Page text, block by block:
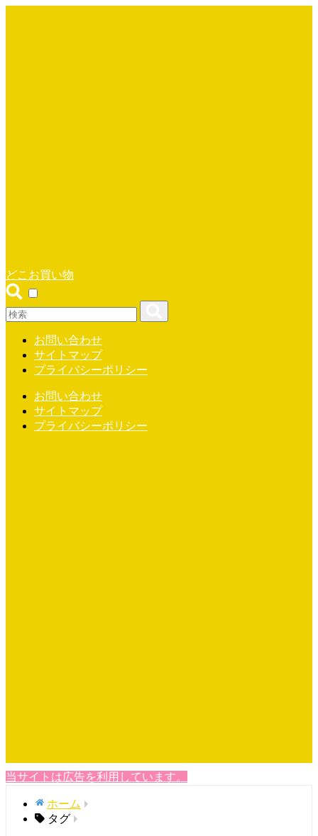
どこお買い物
お問い合わせ
サイトマップ
プライバシーポリシー
お問い合わせ
サイトマップ
プライバシーポリシー
当サイトは広告を利用しています。
ホーム
タグ